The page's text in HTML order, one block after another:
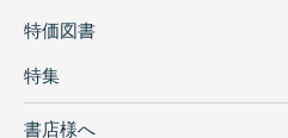
特価図書
特集
書店様へ